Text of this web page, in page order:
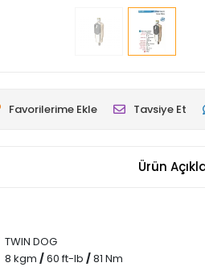
Favorilerime Ekle Tavsiye Et
Ürün
TWIN DOG
8 kgm /60 ft-lb /81 Nm